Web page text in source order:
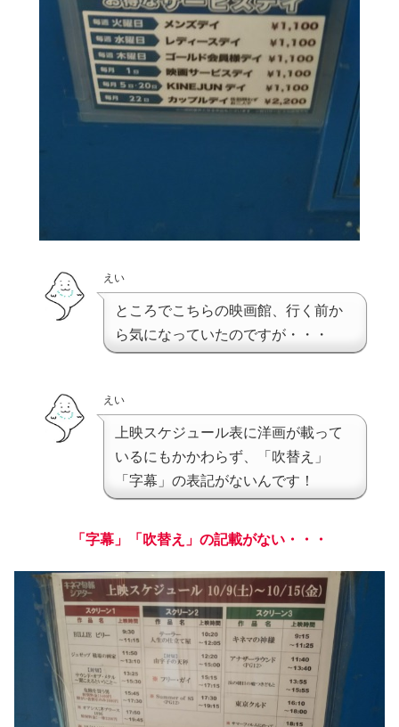
えい
ところでこちらの映画館、行く前か
ら気になっていたのですが・・・
えい
上映スケジュール表に洋画が載って
いるにもかかわらず、「吹替え」
「字幕」の表記がないんです！
「字幕」「吹替え」の記載がない・・・